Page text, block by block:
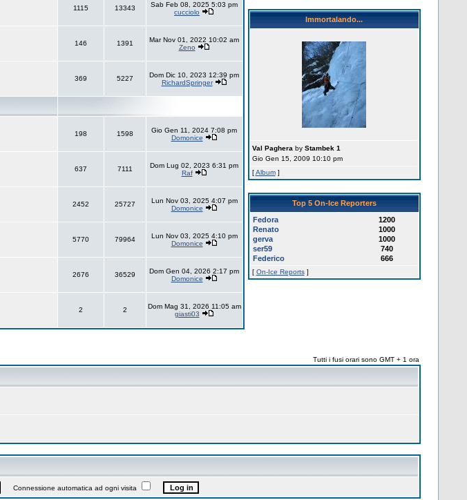
1115 13343
Sab Feb 08, 2025 5:03 pm
cucciolo
146 1391
Mar Nov 01, 2022 10:02 am
Zeno
369 5227
Dom Dic 10, 2023 12:39 pm
RichardSpringer
198 1598
Gio Gen 11, 2024 7:08 pm
Domonice
637 7111
Dom Lug 02, 2023 6:31 pm
Raf
2452 25727
Lun Nov 03, 2025 4:07 pm
Domonice
5770 79964
Lun Nov 03, 2025 4:10 pm
Domonice
2676 36529
Dom Gen 04, 2026 2:17 pm
Domonice
2 2
Dom Mag 31, 2026 11:05 am
giasti03
Immortalando...
Val Paghera by Stambek 1
Gio Gen 15, 2009 10:10 pm
[Album]
Top 5 On-Ice Reporters
Fedora
1200
Renato
1000
gerva
1000
ser59
740
Federico
666
[ On-Ice Reports]
Tutti i fusi orari sono GMT + 1 ora
Connessione automatica ad ogni visita